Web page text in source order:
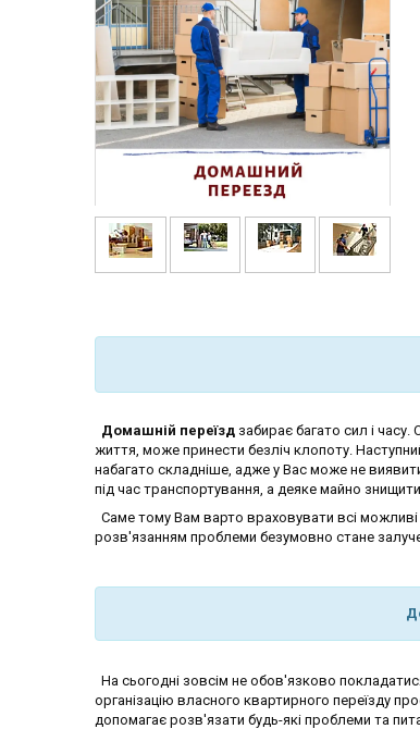
Домашній переїзд забирає багато сил і
життя, може принести безліч клопоту.
набагато складніше, адже у Вас може не
під час транспортування, а деяке майно знищити
Саме тому Вам варто враховувати всі
розв'язанням проблеми безумовно стане
На сьогодні зовсім не обов'язково
організацію власного квартирного переїзду
допомагає розв'язати будь-які проблеми та